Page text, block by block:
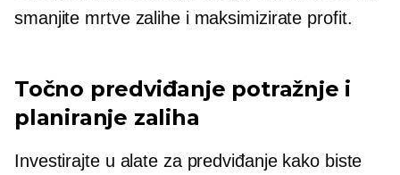
smanjite mrtve zalihe i maksimizirate profit.
Točno predviđanje potražnje i
planiranje zaliha
Investirajte u alate za predviđanje kako biste